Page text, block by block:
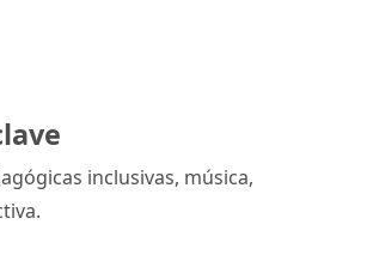
inclusivas, música,